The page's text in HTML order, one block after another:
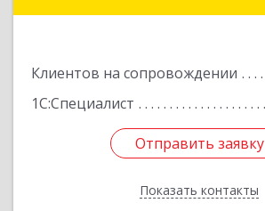
Клиентов на сопровождении
1С:Специалист
Отправить заявку
Показать контакты
Отправить заявку
Назад